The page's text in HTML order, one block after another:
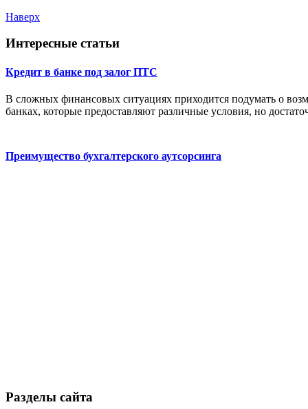
Наверх
Интересные статьи
Кредит в банке под залог ПТС
В сложных финансовых ситуациях приходится подумать о
банках, которые предоставляют различные условия, но
Преимущество бухгалтерского аутсорсинга
Разделы сайта